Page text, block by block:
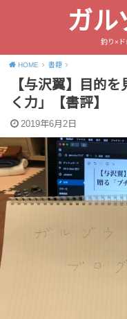
ガル
釣り×
HOME 書籍
【与沢翼】目的
く力」【書評】
2019年6月2日